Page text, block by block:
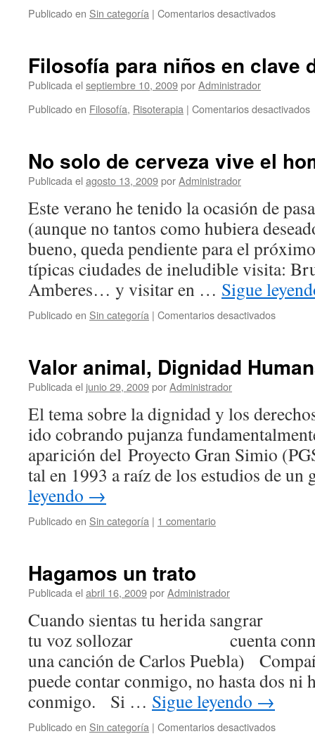
Publicado en Sin categoría | Comentarios desactivadosen
09
Filosofía para niños en clave
Publicada el septiembre 10, 2009porAdministrador
Publicado en Filosofí­a, Risoterapia | Comentarios desactivados
No solo de cerveza vive el
Publicada el agosto 13, 2009porAdministrador
Este verano he tenido la ocasión de
(aunque no tantos como hubiera
bueno, queda pendiente para el
típicas ciudades de ineludible visita:
Amberes… y visitar en … Sigue
Publicado en Sin categoría | Comentarios desactivadosen
cerveza
Valor animal, Dignidad
Publicada el junio 29, 2009porAdministrador
El tema sobre la dignidad y los
ido cobrando pujanza
aparición del Proyecto Gran Simio
tal en 1993 a raíz de los estudios de
leyendo →
Publicado en Sin categoría | 1 comentario
Hagamos un trato
Publicada el abril 16, 2009porAdministrador
Cuando sientas tu herida
tu voz sollozar cuenta
una canción de Carlos Puebla)
puede contar conmigo, no hasta dos ni
conmigo. Si … Sigue leyendo →
Publicado en Sin categoría | Comentarios desactivadosen